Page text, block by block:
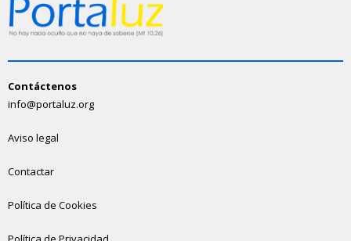
Contáctenos
info@portaluz.org
Aviso legal
Contactar
Política de Cookies